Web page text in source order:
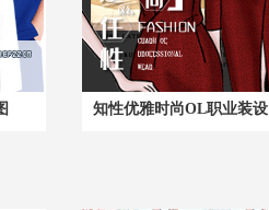
知性优雅时尚OL职业装设